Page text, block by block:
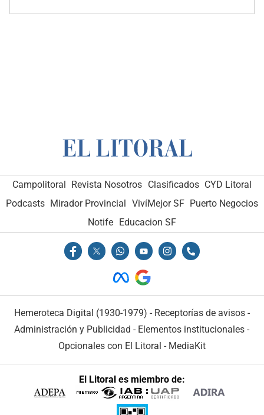
Campolitoral Revista Nosotros Clasificados CYD Litoral
Podcasts Mirador Provincial VivíMejor SF Puerto Negocios
Notife
Educacion SF
Hemeroteca Digital (1930-1979) - Receptorías de avisos -
Administración y Publicidad - Elementos institucionales -
Opcionales con El Litoral - MediaKit
El Litoral es miembro de: